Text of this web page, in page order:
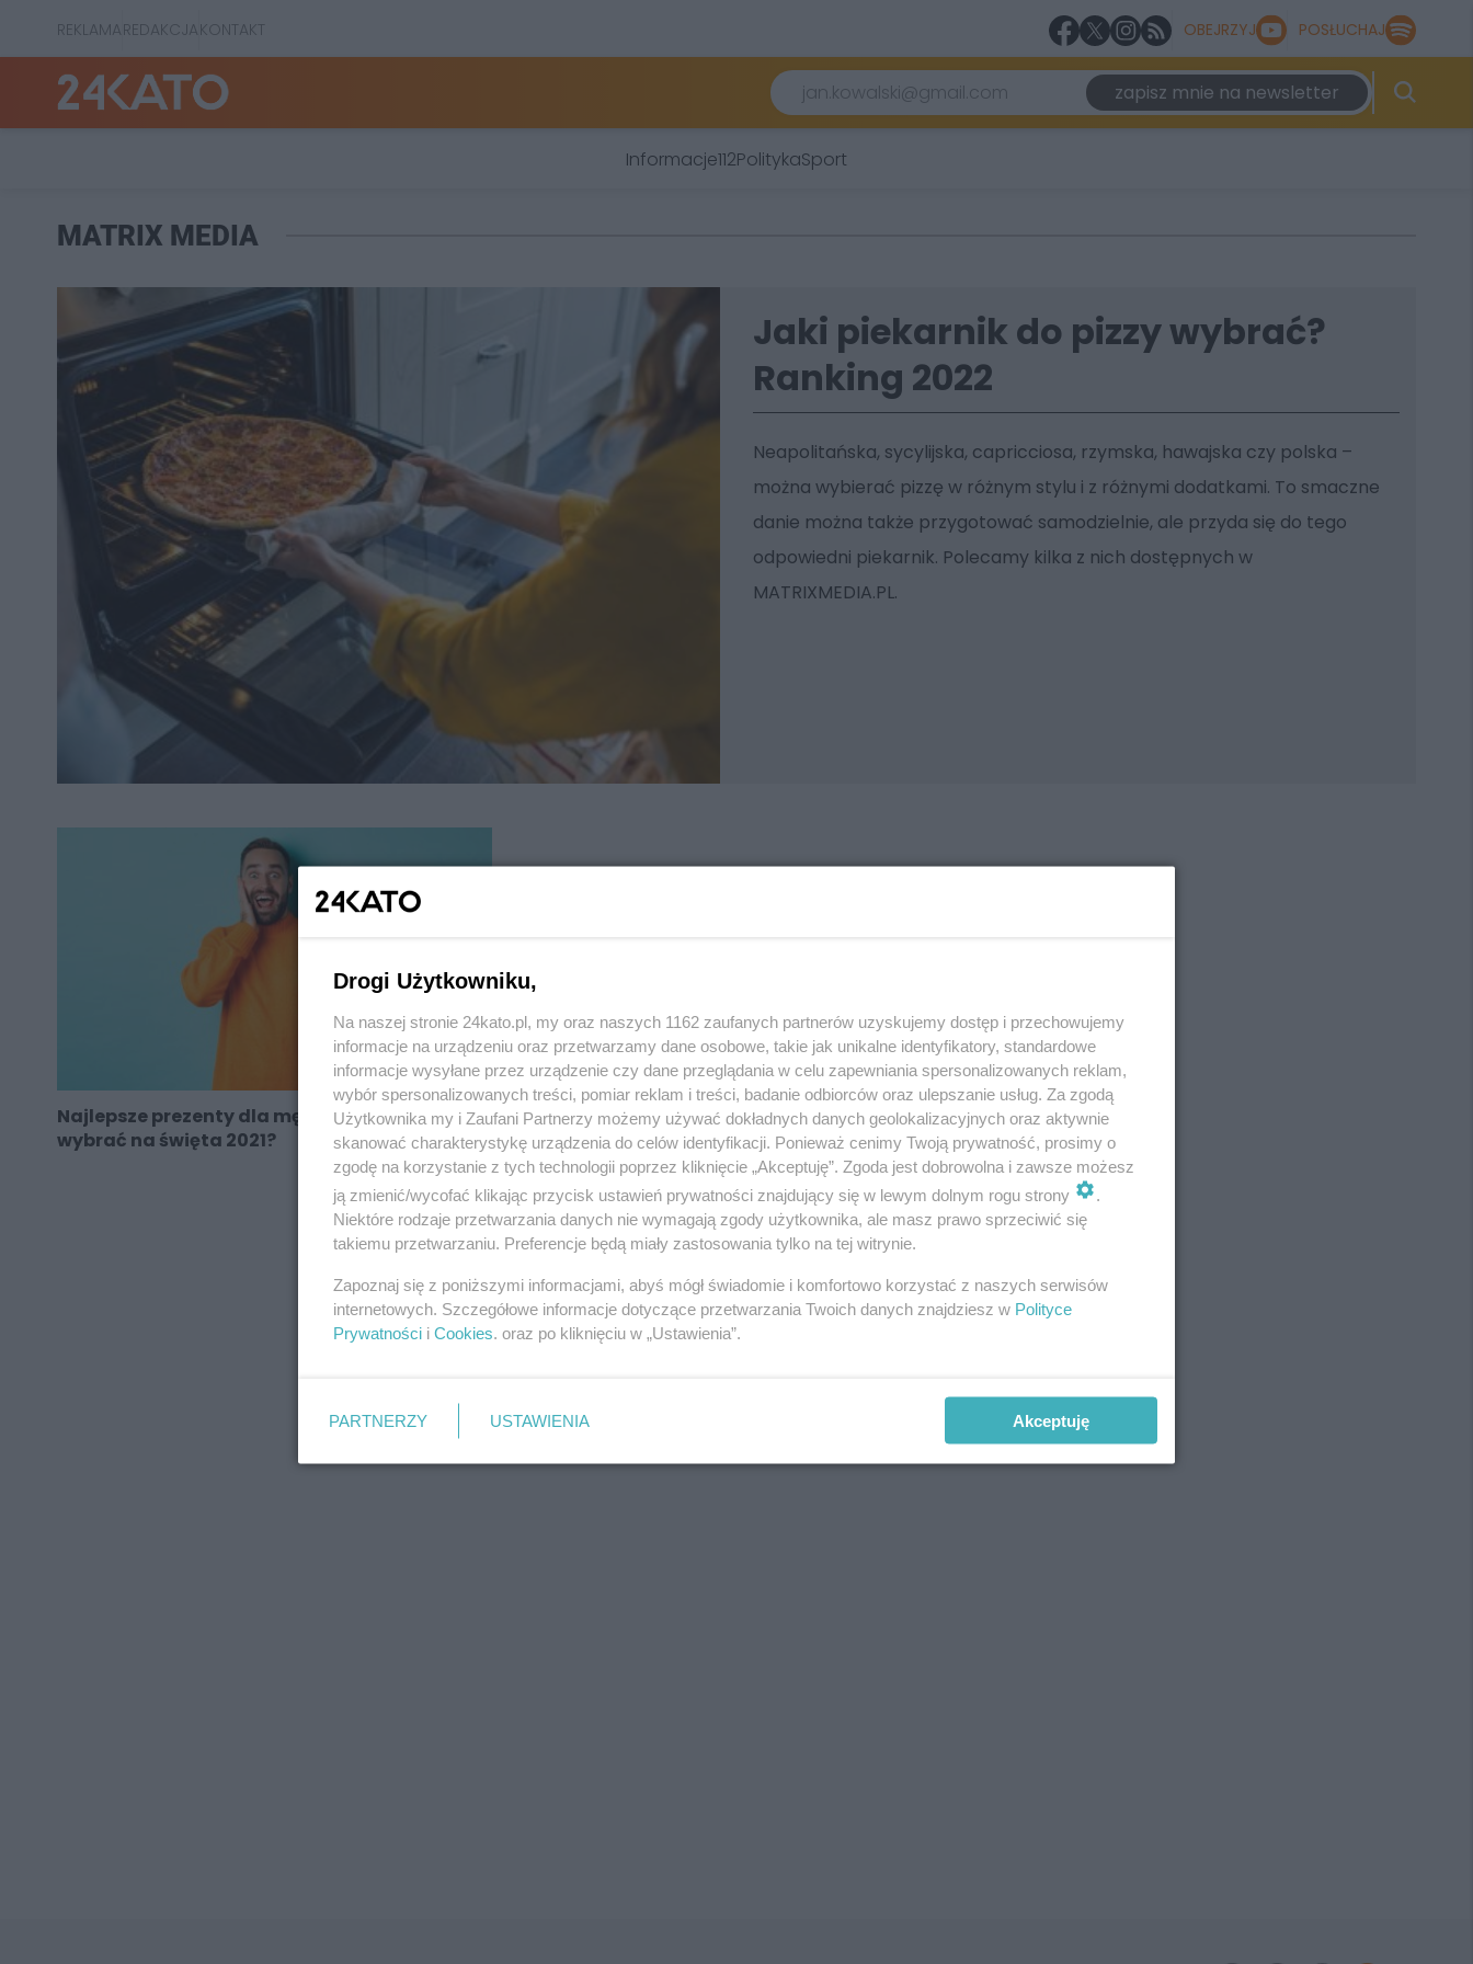
REKLAMAREDAKCJAKONTAKT OBEJRZYJ POSŁUCHAJ
zapisz mnie na newsletter
Informacje112PolitykaSport
MATRIX MEDIA
Jaki piekarnik do pizzy wybrać?
Ranking 2022
Neapolitańska, sycylijska, capricciosa, rzymska, hawajska czy polska –
można wybierać pizzę w różnym stylu i z różnymi dodatkami. To smaczne
danie można także przygotować samodzielnie, ale przyda się do tego
odpowiedni piekarnik. Polecamy kilka z nich dostępnych w
MATRIXMEDIA.PL.
Najlepsze prezenty dla mężczyzny - co
wybrać na święta 2021?
REKLAMA
REKLAMA
Drogi Użytkowniku,
Na naszej stronie 24kato.pl, my oraz naszych 1162 zaufanych partnerów uzyskujemy dostęp i przechowujemy
informacje na urządzeniu oraz przetwarzamy dane osobowe, takie jak unikalne identyfikatory, standardowe
informacje wysyłane przez urządzenie czy dane przeglądania w celu zapewniania spersonalizowanych reklam,
wybór spersonalizowanych treści, pomiar reklam i treści, badanie odbiorców oraz ulepszanie usług. Za zgodą
Użytkownika my i Zaufani Partnerzy możemy używać dokładnych danych geolokalizacyjnych oraz aktywnie
skanować charakterystykę urządzenia do celów identyfikacji. Ponieważ cenimy Twoją prywatność, prosimy o
zgodę na korzystanie z tych technologii poprzez kliknięcie „Akceptuję”. Zgoda jest dobrowolna i zawsze możesz
ją zmienić/wycofać klikając przycisk ustawień prywatności znajdujący się w lewym dolnym rogu strony
.
Niektóre rodzaje przetwarzania danych nie wymagają zgody użytkownika, ale masz prawo sprzeciwić się
takiemu przetwarzaniu. Preferencje będą miały zastosowania tylko na tej witrynie.
Zapoznaj się z poniższymi informacjami, abyś mógł świadomie i komfortowo korzystać z naszych serwisów
internetowych. Szczegółowe informacje dotyczące przetwarzania Twoich danych znajdziesz w Polityce
Prywatności i Cookies. oraz po kliknięciu w „Ustawienia”.
PARTNERZY USTAWIENIA Akceptuję